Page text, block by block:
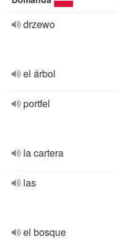
drzewo
el árbol
portfel
la cartera
las
el bosque